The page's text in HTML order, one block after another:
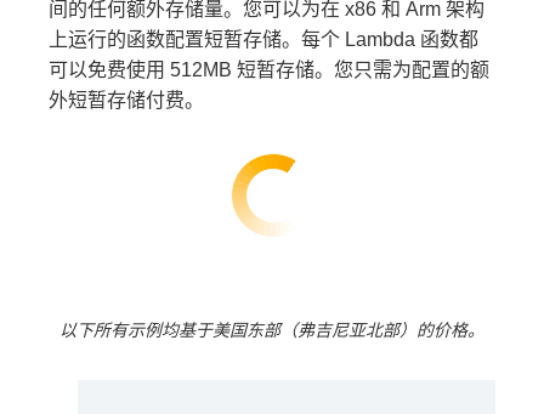
无需重试以便简化计算。
100 万 × 32 s =
3200 万秒
3200 万 × 1 GB =
计费计
3200 万 - 40 万免
间的任何额外存储量。您可以为在 x86 和 Arm 架构
上运行的函数配置短暂存储。每个 Lambda 函数都
可以免费使用 512MB 短暂存储。您只需为配置的额
外短暂存储付费。
以下所有示例均基于美国东部（弗吉尼亚北部）的价格。